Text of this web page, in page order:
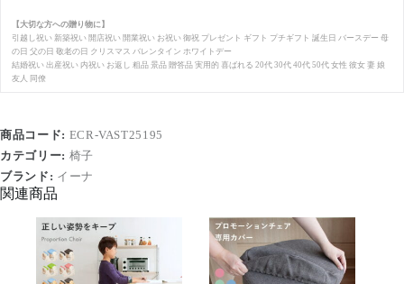
【大切な方への贈り物に】
引越し祝い 新築祝い 開店祝い 開業祝い お祝い 御祝 プレゼント ギフト プチギフト 誕生日 バースデー 母
の日 父の日 敬老の日 クリスマス バレンタイン ホワイトデー
結婚祝い 出産祝い 内祝い お返し 粗品 景品 贈答品 実用的 喜ばれる 20代 30代 40代 50代 女性 彼女 妻 娘
友人 同僚
商品コード: ECR-VAST25195
カテゴリー: 椅子
ブランド: イーナ
関連商品